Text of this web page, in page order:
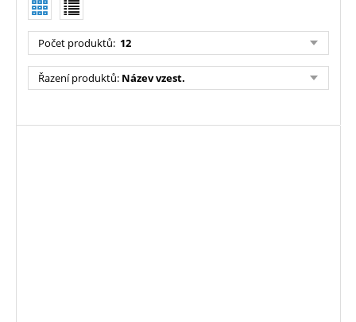
Počet produktů: 12
Řazení produktů: Název vzest.